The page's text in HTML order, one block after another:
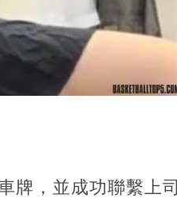
牌，並成功聯繫上司